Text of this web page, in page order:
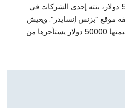
صغير جاهز تبلغ تكلفته 50,000 دولار، بنته إحدى الشركات في
موقع ”بزنس إنسايدر“. ويعيش
ماسك في وحدة صغيرة تبلغ قيمتها 50000 دولار يستأجرها من